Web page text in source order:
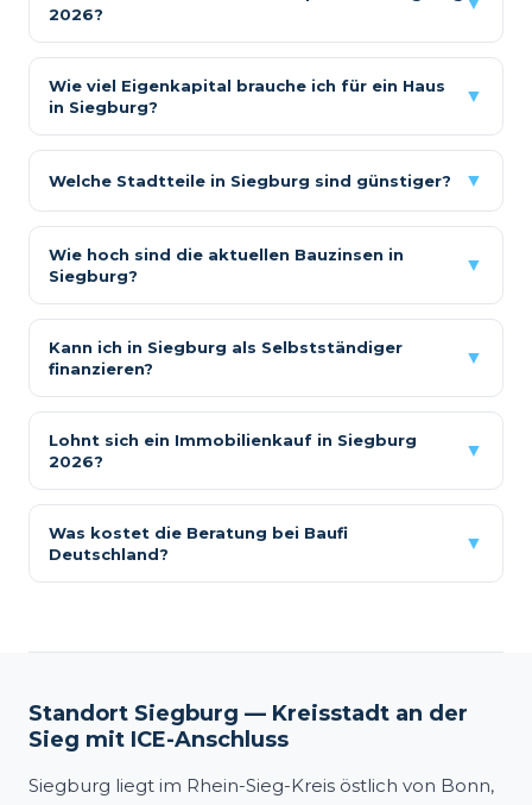
2026?
Wie viel Eigenkapital brauche ich für ein Haus
in Siegburg?
▼
Welche Stadtteile in Siegburg sind günstiger? ▼
Wie hoch sind die aktuellen Bauzinsen in
Siegburg?
▼
Kann ich in Siegburg als Selbstständiger
finanzieren?
▼
Lohnt sich ein Immobilienkauf in Siegburg
2026?
▼
Was kostet die Beratung bei Baufi
Deutschland?
▼
Standort Siegburg — Kreisstadt an der
Sieg mit ICE-Anschluss
Siegburg liegt im Rhein-Sieg-Kreis östlich von Bonn,